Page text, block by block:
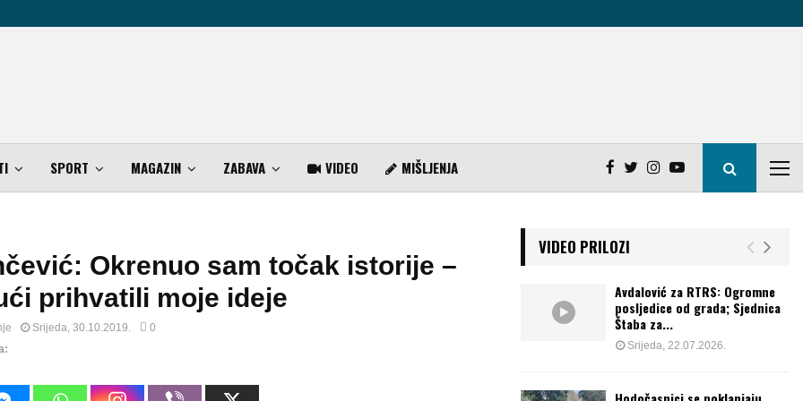
SPORT MAGAZIN ZABAVA VIDEO MIŠLJENJA
Okrenuo sam točak istorije –
prihvatili moje ideje
Srijeda, 30.10.2019.
0
VIDEO PRILOZI
Avdalović za RTRS: Ogromne
posljedice od grada; Sjednica
Štaba za...
Srijeda, 22.07.2026.